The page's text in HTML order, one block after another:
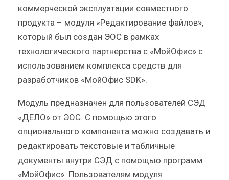
коммерческой эксплуатации совместного
продукта – модуля «Редактирование файлов»,
который был создан ЭОС в рамках
технологического партнерства с «МойОфис» с
использованием комплекса средств для
разработчиков «МойОфис SDK».
Модуль предназначен для пользователей СЭД
«ДЕЛО» от ЭОС. С помощью этого
опционального компонента можно создавать и
редактировать текстовые и табличные
документы внутри СЭД с помощью программ
«МойОфис». Пользователям модуля